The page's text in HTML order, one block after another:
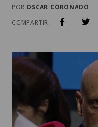
POR OSCAR CORONADO
COMPARTIR: